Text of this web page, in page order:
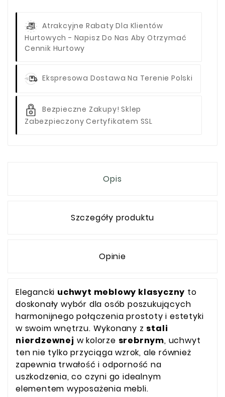
Atrakcyjne Rabaty Dla Klientów
Hurtowych - Napisz Do Nas Aby Otrzymać
Cennik Hurtowy
Ekspresowa Dostawa Na Terenie Polski
Bezpieczne Zakupy! Sklep
Zabezpieczony Certyfikatem SSL
Opis
Szczegóły produktu
Opinie
Elegancki uchwyt meblowy klasyczny to
doskonały wybór dla osób poszukujących
harmonijnego połączenia prostoty i estetyki
w swoim wnętrzu. Wykonany z stali
nierdzewnej w kolorze srebrnym, uchwyt
ten nie tylko przyciąga wzrok, ale również
zapewnia trwałość i odporność na
uszkodzenia, co czyni go idealnym
elementem wyposażenia mebli.